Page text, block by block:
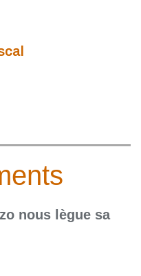
nous lègue sa